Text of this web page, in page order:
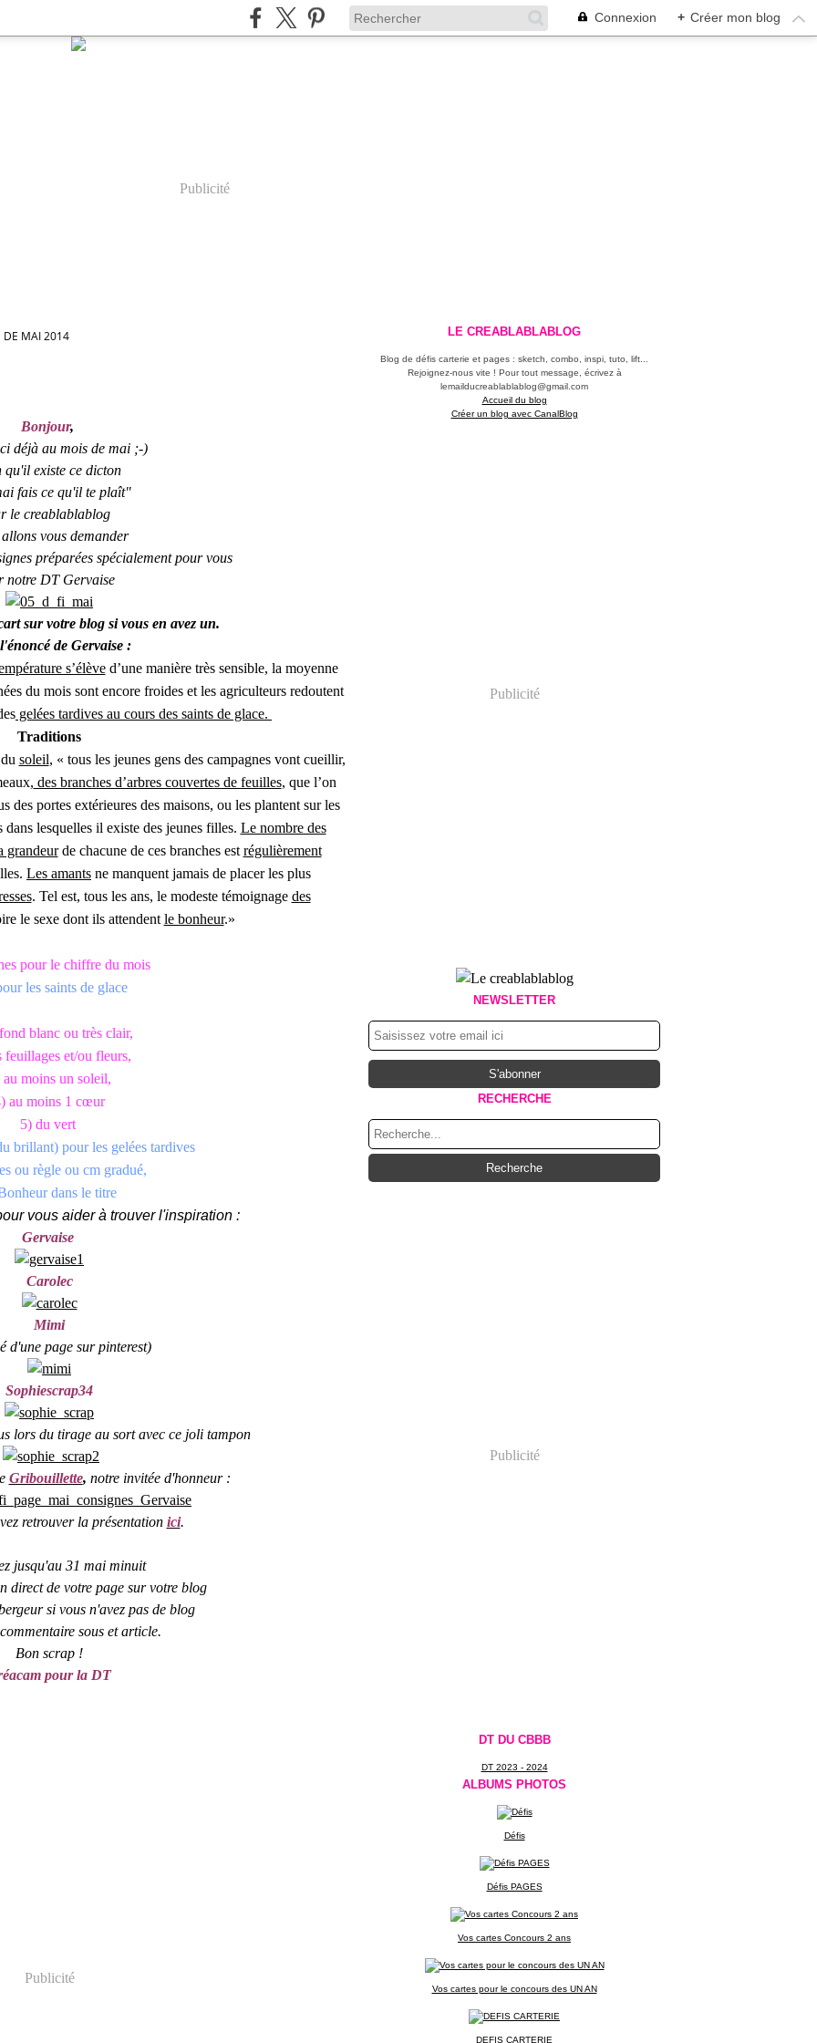
Connexion + Créer mon blog
Publicité
DE MAI 2014
Bonjour,
déjà au mois de mai ;-)
qu'il existe ce dicton
fais ce qu'il te plaît"
le creablablablog
vous demander
préparées spécialement pour vous
notre DT Gervaise
sur votre blog si vous en avez un.
de Gervaise :
s’élèved’une manière très sensible, la moyenne
du mois sont encore froides et les agriculteurs redoutent
gelées tardives au cours des saints de glace.
Traditions
soleil, « tous les jeunes gens des campagnes vont cueillir,
des branches d’arbres couvertes de feuilles, que l’on
des portes extérieures des maisons, ou les plantent sur les
lesquelles il existe des jeunes filles. Le nombre des
grandeurde chacune de ces branches est régulièrement
Les amants ne manquent jamais de placer les plus
. Tel est, tous les ans, le modeste témoignage des
le sexe dont ils attendent le bonheur.»
pour le chiffre du mois
les saints de glace
blanc ou très clair,
feuillages et/ou fleurs,
au moins un soleil,
au moins 1 cœur
5) du vert
brillant) pour les gelées tardives
ou règle ou cm gradué,
dans le titre
vous aider à trouver l'inspiration :
Gervaise
Carolec
Mimi
d'une page sur pinterest)
Sophiescrap34
lors du tirage au sort avec ce joli tampon
Gribouillette, notre invitée d'honneur :
retrouver la présentation ici.
jusqu'au 31 mai minuit
direct de votre page sur votre blog
si vous n'avez pas de blog
sous et article.
Bon scrap !
pour la DT
Publicité
LE CREABLABLABLOG
Blog de défis carterie et pages : sketch, combo, inspi, tuto, lift...
Rejoignez-nous vite ! Pour tout message, écrivez à
lemailducreablablablog@gmail.com
Accueil du blog
Créer un blog avec CanalBlog
Publicité
NEWSLETTER
RECHERCHE
Publicité
DT DU CBBB
DT 2023 - 2024
ALBUMS PHOTOS
Défis
Défis PAGES
Vos cartes Concours 2 ans
Vos cartes pour le concours des UN AN
DEFIS CARTERIE